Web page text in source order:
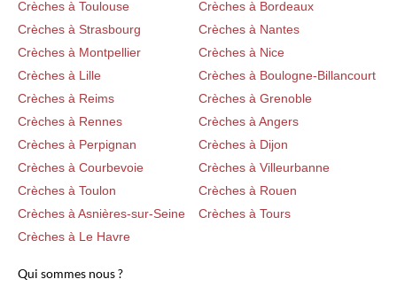
Crèches à Toulouse
Crèches à Bordeaux
Crèches à Strasbourg
Crèches à Nantes
Crèches à Montpellier
Crèches à Nice
Crèches à Lille
Crèches à Boulogne-Billancourt
Crèches à Reims
Crèches à Grenoble
Crèches à Rennes
Crèches à Angers
Crèches à Perpignan
Crèches à Dijon
Crèches à Courbevoie
Crèches à Villeurbanne
Crèches à Toulon
Crèches à Rouen
Crèches à Asnières-sur-Seine
Crèches à Tours
Crèches à Le Havre
Qui sommes nous ?